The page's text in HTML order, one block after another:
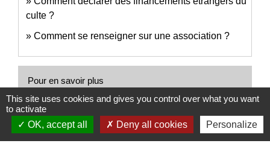
culte ?
Comment se renseigner sur une association ?
Pour en savoir plus
Fonds de dotation
Ministère chargé de l'économie
This site uses cookies and gives you control over what you want
to activate
OK, accept all
Deny all cookies Personalize